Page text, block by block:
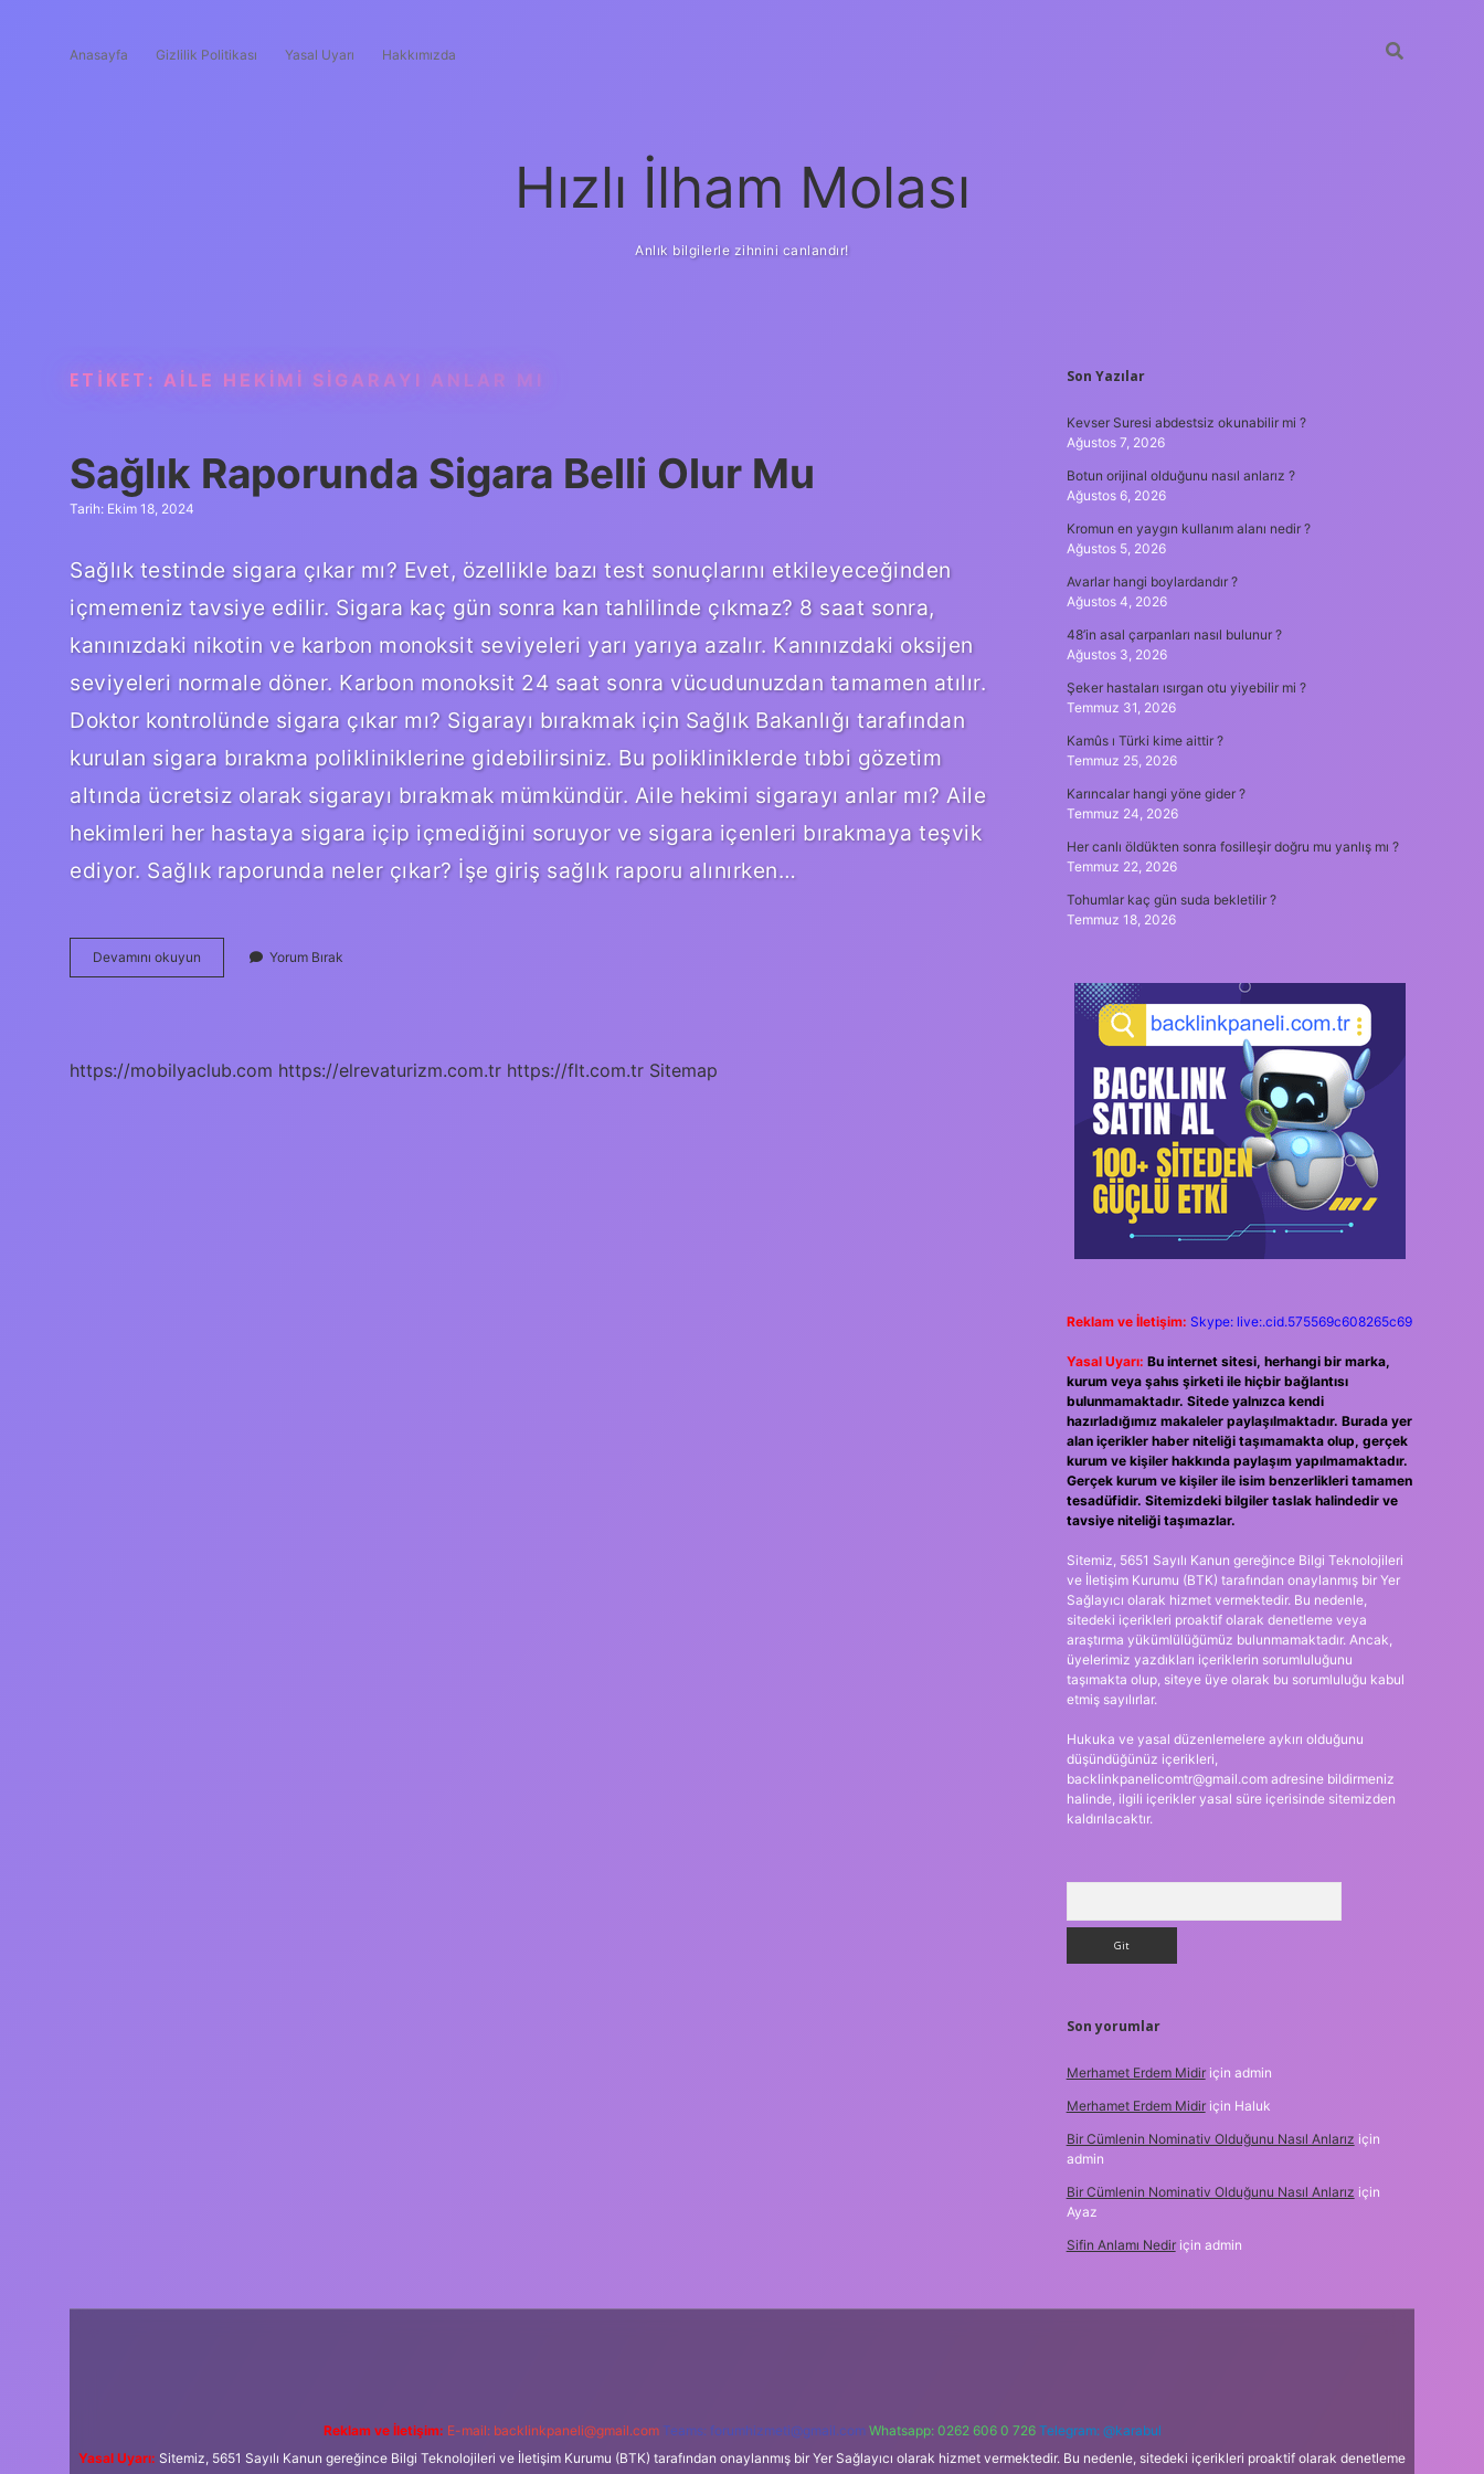
Anasayfa Gizlilik Politikası Yasal Uyarı Hakkımızda
Hızlı İlham Molası
Anlık bilgilerle zihnini canlandır!
ETIKET: AILE HEKIMI SIGARAYI ANLAR MI
Sağlık Raporunda Sigara Belli Olur Mu
Tarih: Ekim 18, 2024
Sağlık testinde sigara çıkar mı? Evet, özellikle bazı test sonuçlarını etkileyeceğinden
içmemeniz tavsiye edilir. Sigara kaç gün sonra kan tahlilinde çıkmaz? 8 saat sonra,
kanınızdaki nikotin ve karbon monoksit seviyeleri yarı yarıya azalır. Kanınızdaki oksijen
seviyeleri normale döner. Karbon monoksit 24 saat sonra vücudunuzdan tamamen atılır.
Doktor kontrolünde sigara çıkar mı? Sigarayı bırakmak için Sağlık Bakanlığı tarafından
kurulan sigara bırakma polikliniklerine gidebilirsiniz. Bu polikliniklerde tıbbi gözetim
altında ücretsiz olarak sigarayı bırakmak mümkündür. Aile hekimi sigarayı anlar mı? Aile
hekimleri her hastaya sigara içip içmediğini soruyor ve sigara içenleri bırakmaya teşvik
ediyor. Sağlık raporunda neler çıkar? İşe giriş sağlık raporu alınırken…
Devamını okuyun
Raporunda
Yorum Bırak
https://mobilyaclub.com https://elrevaturizm.com.tr https://flt.com.tr Sitemap
SIDEBAR
Son Yazılar
Kevser Suresi abdestsiz okunabilir mi ?
Ağustos 7, 2026
Botun orijinal olduğunu nasıl anlarız ?
Ağustos 6, 2026
Kromun en yaygın kullanım alanı nedir ?
Ağustos 5, 2026
Avarlar hangi boylardandır ?
Ağustos 4, 2026
48’in asal çarpanları nasıl bulunur ?
Ağustos 3, 2026
Şeker hastaları ısırgan otu yiyebilir mi ?
Temmuz 31, 2026
Kamûs ı Türki kime aittir ?
Temmuz 25, 2026
Karıncalar hangi yöne gider ?
Temmuz 24, 2026
Her canlı öldükten sonra fosilleşir doğru mu yanlış mı ?
Temmuz 22, 2026
Tohumlar kaç gün suda bekletilir ?
Temmuz 18, 2026
Reklam ve İletişim: Skype: live:.cid.575569c608265c69
Yasal Uyarı: Bu internet sitesi, herhangi bir marka,
kurum veya şahıs şirketi ile hiçbir bağlantısı
bulunmamaktadır. Sitede yalnızca kendi
hazırladığımız makaleler paylaşılmaktadır. Burada yer
alan içerikler haber niteliği taşımamakta olup, gerçek
kurum ve kişiler hakkında paylaşım yapılmamaktadır.
Gerçek kurum ve kişiler ile isim benzerlikleri tamamen
tesadüfidir. Sitemizdeki bilgiler taslak halindedir ve
tavsiye niteliği taşımazlar.
Sitemiz, 5651 Sayılı Kanun gereğince Bilgi Teknolojileri
ve İletişim Kurumu (BTK) tarafından onaylanmış bir Yer
Sağlayıcı olarak hizmet vermektedir. Bu nedenle,
sitedeki içerikleri proaktif olarak denetleme veya
araştırma yükümlülüğümüz bulunmamaktadır. Ancak,
üyelerimiz yazdıkları içeriklerin sorumluluğunu
taşımakta olup, siteye üye olarak bu sorumluluğu kabul
etmiş sayılırlar.
Hukuka ve yasal düzenlemelere aykırı olduğunu
düşündüğünüz içerikleri,
backlinkpanelicomtr@gmail.comadresine bildirmeniz
halinde, ilgili içerikler yasal süre içerisinde sitemizden
kaldırılacaktır.
Son yorumlar
Merhamet Erdem Midiriçin admin
Merhamet Erdem Midiriçin Haluk
Bir Cümlenin Nominativ Olduğunu Nasıl Anlarız için
admin
Bir Cümlenin Nominativ Olduğunu Nasıl Anlarız için
Ayaz
Sifin Anlamı Nediriçin admin
Reklam ve İletişim: E-mail: backlinkpaneli@gmail.com Teams: forumhizmeti@gmail.com Whatsapp: 0262 606 0 726 Telegram: @karabul
Yasal Uyarı: Sitemiz, 5651 Sayılı Kanun gereğince Bilgi Teknolojileri ve İletişim Kurumu (BTK) tarafından onaylanmış bir Yer Sağlayıcı olarak hizmet vermektedir. Bu nedenle, sitedeki içerikleri proaktif olarak denetleme